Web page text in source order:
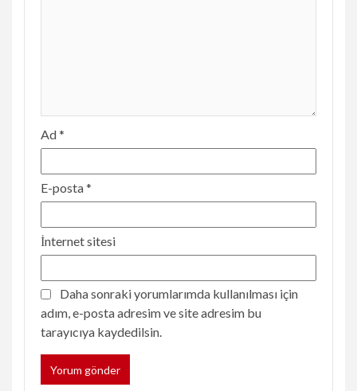
Ad*
E-posta*
İnternet sitesi
Daha sonraki yorumlarımda kullanılması için
adım, e-posta adresim ve site adresim bu
tarayıcıya kaydedilsin.